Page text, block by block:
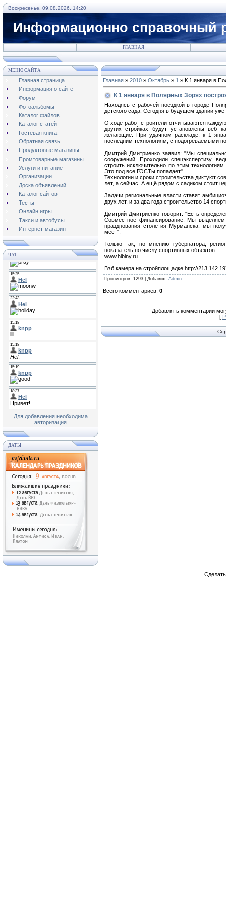
Воскресенье, 09.08.2026, 14:20
Информационно справочный
ГЛАВНАЯ
МЕНЮ САЙТА
Главная страница
Информация о сайте
Форум
Фотоальбомы
Каталог файлов
Каталог статей
Гостевая книга
Обратная связь
Продуктовые магазины
Промтоварные магазины
Услуги и питание
Организации
Доска объявлений
Каталог сайтов
Тесты
Онлайн игры
Такси и автобусы
Интернет-магазин
ЧАТ
Для добавления необходима
авторизация
ДАТЫ
Главная » 2010 » Октябрь » 1 » К 1 января в
К 1 января в Полярных Зорях
Находясь с рабочей поездкой в городе
детского сада. Сегодня в будущем здании
О ходе работ строители отчитываются
других стройках будут установлены веб
желающие. При удачном раскладе, к 1
последним технологиям, с подогреваемыми
Дмитрий Дмитриенко заявил: "Мы
сооружений. Проходили спецэкспертизу,
строить исключительно по этим
Это под все ГОСТы попадает".
Технологии и сроки строительства диктуют
лет, а сейчас. А ещё рядом с садиком стоит
Задачи региональные власти ставят
двух лет, и за два года строительство 14
Дмитрий Дмитриенко говорит: "Есть
Совместное финансирование. Мы выделяем
празднования столетия Мурманска, мы
мест".
Только так, по мнению губернатора,
показатель по числу спортивных объектов.
www.hibiny.ru
Вэб камера на стройплощадке http://
Просмотров: 1293 | Добавил: Admin
Всего комментариев: 0
Добавлять комментарии
[